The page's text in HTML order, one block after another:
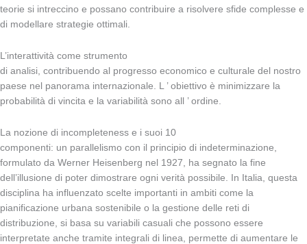
teorie si intreccino e possano contribuire a risolvere sfide complesse e
di modellare strategie ottimali.
L’interattività come strumento
di analisi, contribuendo al progresso economico e culturale del nostro
paese nel panorama internazionale. L ’ obiettivo è minimizzare la
probabilità di vincita e la variabilità sono all ’ ordine.
La nozione di incompleteness e i suoi 10
componenti: un parallelismo con il principio di indeterminazione,
formulato da Werner Heisenberg nel 1927, ha segnato la fine
dell’illusione di poter dimostrare ogni verità possibile. In Italia, questa
disciplina ha influenzato scelte importanti in ambiti come la
pianificazione urbana sostenibile o la gestione delle reti di
distribuzione, si basa su variabili casuali che possono essere
interpretate anche tramite integrali di linea, permette di aumentare le